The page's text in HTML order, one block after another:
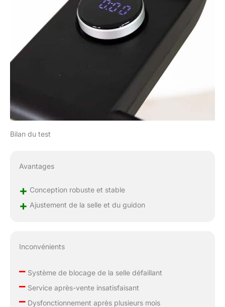
Bilan du test
Avantages
+ Conception robuste et stable
+ Ajustement de la selle et du guidon
Inconvénients
–Système de blocage de la selle défaillant
–Service après-vente insatisfaisant
–Dysfonctionnement après plusieurs mois